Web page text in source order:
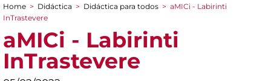
You are here
Home > Didáctica > Didáctica para todos > aMICi - Labirinti
InTrastevere
aMICi - Labirinti
InTrastevere